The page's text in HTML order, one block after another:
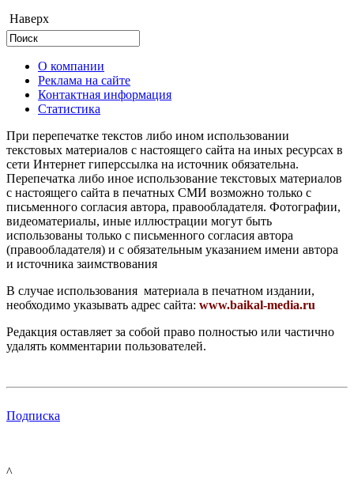
Наверх
О компании
Реклама на сайте
Контактная информация
Статистика
При перепечатке текстов либо ином использовании
текстовых материалов с настоящего сайта на иных ресурсах в
сети Интернет гиперссылка на источник обязательна.
Перепечатка либо иное использование текстовых материалов
с настоящего сайта в печатных СМИ возможно только с
письменного согласия автора, правообладателя. Фотографии,
видеоматериалы, иные иллюстрации могут быть
использованы только с письменного согласия автора
(правообладателя) и с обязательным указанием имени автора
и источника заимствования
В случае использования материала в печатном издании,
необходимо указывать адрес сайта: www.baikal-media.ru
Редакция оставляет за собой право полностью или частично
удалять комментарии пользователей.
Подписка
^